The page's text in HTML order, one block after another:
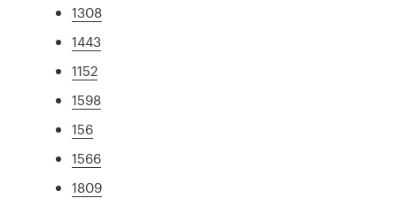
1308
1443
1152
1598
156
1566
1809